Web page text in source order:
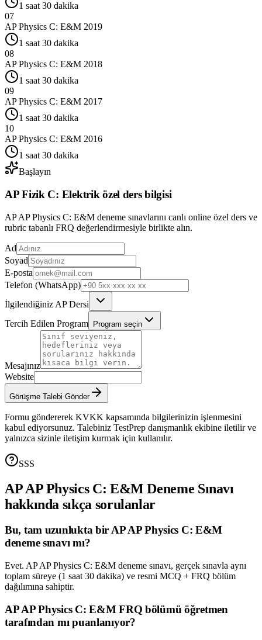
1 saat 30 dakika
07
AP Physics C: E&M 2019
1 saat 30 dakika
08
AP Physics C: E&M 2018
1 saat 30 dakika
09
AP Physics C: E&M 2017
1 saat 30 dakika
10
AP Physics C: E&M 2016
1 saat 30 dakika
Başlayın
APFizik C: Elektrik özel ders bilgisi
APAP Physics C: E&M deneme sınavlarını canlı online özel ders ve
rubric tabanlı FRQ değerlendirmesiyle birlikte alın.
Ad
Soyad
E-posta
Telefon (WhatsApp)
İlgilendiğiniz AP Dersi
Tercih Edilen Program Program seçin
Mesajınız
Website
Görüşme Talebi Gönder
Formu göndererek KVKK kapsamında bilgilerinizin işlenmesini
kabul ediyorsunuz. Talebiniz TestPrep danışmanlık ekibine iletilir ve
yalnızca sizinle iletişim kurmak için kullanılır.
SSS
APAP Physics C: E&M Deneme Sınavı
hakkında sıkça sorulanlar
Bu, tam uzunlukta bir AP AP Physics C: E&M
deneme sınavı mı?
Evet. AP AP Physics C: E&M deneme sınavı, gerçek sınavla aynı
toplam süreye (1 saat 30 dakika) ve resmi MCQ + FRQ bölüm
dağılımına sahiptir.
AP AP Physics C: E&M FRQ bölümü öğretmen
tarafından mı puanlanıyor?